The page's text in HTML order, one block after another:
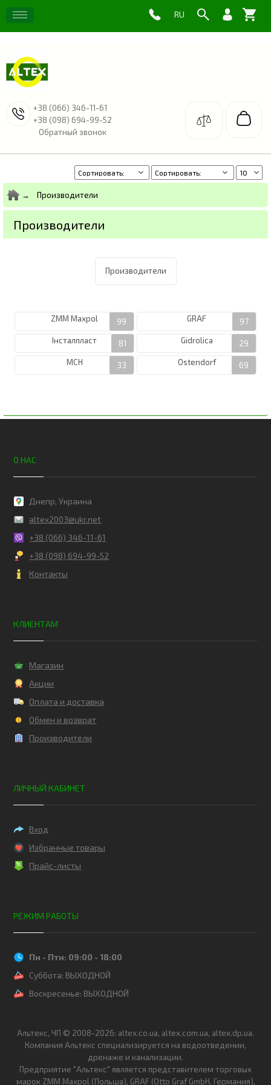
+38 (066) 346-11-61
+38 (098) 694-99-52
Обратный звонок
Производители
Производители
Производители
ZMM Maxpol GRAF
Інсталпласт Gidrolica
MCH Ostendorf
О НАС
Днепр, Украина
altex2003@ukr.net
+38 (066) 346-11-61
+38 (098) 694-99-52
Контакты
КЛИЕНТАМ
Магазин
Акции
Оплата и доставка
Обмен и возврат
Производители
ЛИЧНЫЙ КАБИНЕТ
Вход
Избранные товары
Прайс-листы
РЕЖИМ РАБОТЫ
Пн - Птн: 09:00 - 18:00
Суббота: ВЫХОДНОЙ
Воскресенье: ВЫХОДНОЙ
Альтекс, ЧП © 2008-2026: altex.co.ua, altex.com.ua, altex.dp.ua.
Компания Альтекс специализируется на водоотведении,
дренаже и канализации.
Предприятие "Альтекс" является представителем торговых
марок ZMM Maxpol (Польша), GRAF (Otto Graf GmbH, Германия),